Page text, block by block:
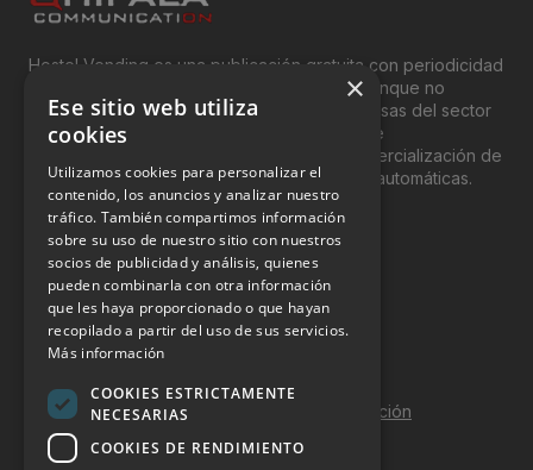
Hostel Vending es una publicación gratuita con periodicidad
bimensual y que está orientada, principal, aunque no
exclusivamente, a los profesionales y empresas del sector
del “Vending”; nombre con el que se conoce
genéricamente entre profesionales a la comercialización de
productos y servicios a través de máquinas automáticas.
INFORMACIÓN LEGAL
Aviso Legal
Política de Privacidad
Política de calidad y seguridad de la información
Contacto
×
Ese sitio web utiliza
cookies
Utilizamos cookies para personalizar el
contenido, los anuncios y analizar nuestro
tráfico. También compartimos información
sobre su uso de nuestro sitio con nuestros
socios de publicidad y análisis, quienes
pueden combinarla con otra información
que les haya proporcionado o que hayan
recopilado a partir del uso de sus servicios.
Más información
COOKIES ESTRICTAMENTE
NECESARIAS
COOKIES DE RENDIMIENTO